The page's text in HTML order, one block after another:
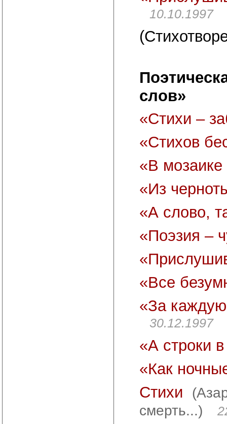
10.10.1997
слов»
«Стихи –
«Стихов
«В
«Из
«А слово,
«Поэзия –
«Все
«За
30.12.1997
«А строки
«Как
Стихи
смерть...)